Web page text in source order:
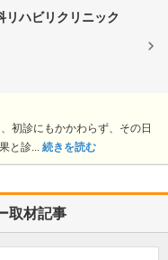
リハビリクリニック
初診にもかかわらず、その日
と診... 続きを読む
取材記事